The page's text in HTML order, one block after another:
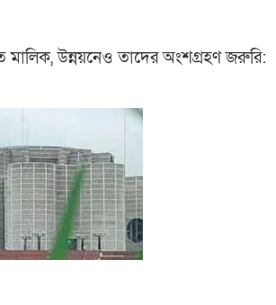
উন্নয়নেও তাদের অংশগ্রহণ জরুরি: